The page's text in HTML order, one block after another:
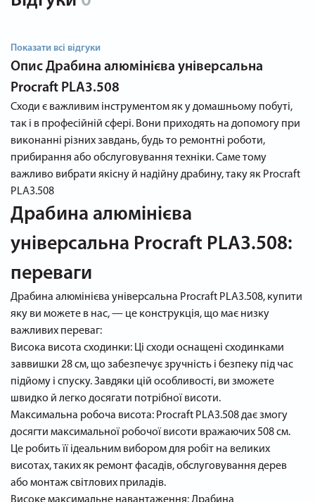
Показати всі відгуки
Опис Драбина алюмінієва універсальна
Procraft PLA3.508
Сходи є важливим інструментом як у домашньому побуті,
так і в професійній сфері. Вони приходять на допомогу при
виконанні різних завдань, будь то ремонтні роботи,
прибирання або обслуговування техніки. Саме тому
важливо вибрати якісну й надійну драбину, таку як Procraft
PLA3.508
Драбина алюмінієва
універсальна Procraft PLA3.508:
переваги
Драбина алюмінієва універсальна Procraft PLA3.508, купити
яку ви можете в нас, — це конструкція, що має низку
важливих переваг:
Висока висота сходинки: Ці сходи оснащені сходинками
заввишки 28 см, що забезпечує зручність і безпеку під час
підйому і спуску. Завдяки цій особливості, ви зможете
швидко й легко досягати потрібної висоти.
Максимальна робоча висота: Procraft PLA3.508 дає змогу
досягти максимальної робочої висоти вражаючих 508 см.
Це робить її ідеальним вибором для робіт на великих
висотах, таких як ремонт фасадів, обслуговування дерев
або монтаж світлових приладів.
Високе максимальне навантаження: Драбина